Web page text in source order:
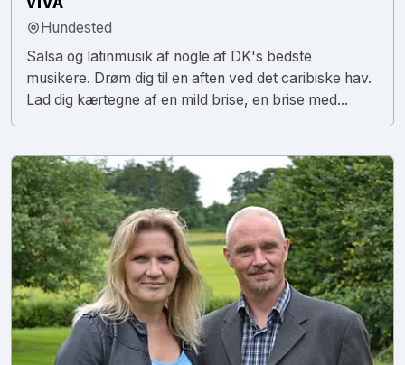
Hundested
Salsa og latinmusik af nogle af DK's bedste
musikere. Drøm dig til en aften ved det caribiske hav.
Lad dig kærtegne af en mild brise, en brise med...